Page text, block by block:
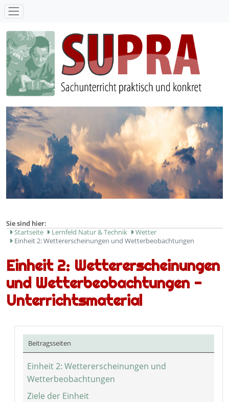
SUPRA - Sachunterricht praktisch und konkret
Sie sind hier:
Startseite
Lernfeld Natur & Technik
Wetter
Einheit 2: Wettererscheinungen und Wetterbeobachtungen
Einheit 2: Wettererscheinungen
und Wetterbeobachtungen -
Unterrichtsmaterial
Beitragsseiten
Einheit 2: Wettererscheinungen und
Wetterbeobachtungen
Ziele der Einheit